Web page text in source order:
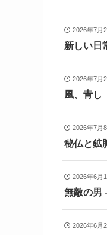
2026年7月
新しい日
2026年7月
風、青し
2026年7月
秘仏と鉱
2026年6月
無敵の
2026年6月